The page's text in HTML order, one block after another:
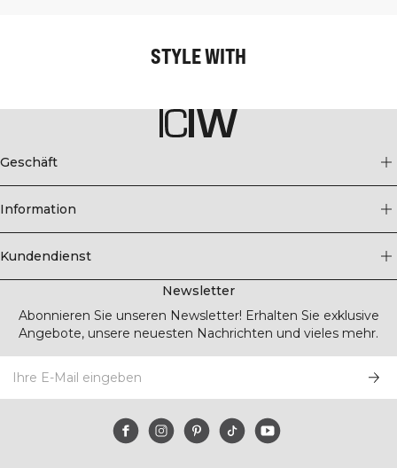
STYLE WITH
Geschäft
Information
Kundendienst
Newsletter
Abonnieren Sie unseren Newsletter! Erhalten Sie exklusive
Angebote, unsere neuesten Nachrichten und vieles mehr.